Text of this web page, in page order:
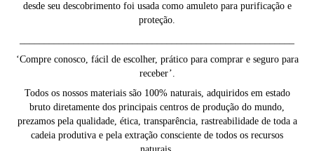
desde seu descobrimento foi usada como amuleto para purificação e
proteção.
‘Compre conosco, fácil de escolher, prático para comprar e seguro para
receber’.
Todos os nossos materiais são 100% naturais, adquiridos em estado
bruto diretamente dos principais centros de produção do mundo,
prezamos pela qualidade, ética, transparência, rastreabilidade de toda a
cadeia produtiva e pela extração consciente de todos os recursos